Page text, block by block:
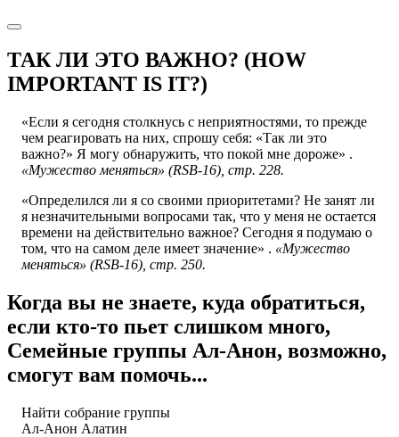
ТАК ЛИ ЭТО ВАЖНО? (HOW
IMPORTANT IS IT?)
«Если я сегодня столкнусь с неприятностями, то прежде
чем реагировать на них, спрошу себя: «Так ли это
важно?» Я могу обнаружить, что покой мне дороже» .
«Мужество меняться» (RSB-16), стр. 228.
«Определился ли я со своими приоритетами? Не занят ли
я незначительными вопросами так, что у меня не остается
времени на действительно важное? Сегодня я подумаю о
том, что на самом деле имеет значение» . «Мужество
меняться» (RSB-16), стр. 250.
Когда вы не знаете, куда обратиться,
если кто-то пьет слишком много,
Семейные группы Ал-Анон, возможно,
смогут вам помочь...
Найти собрание группы
Ал-Анон Алатин